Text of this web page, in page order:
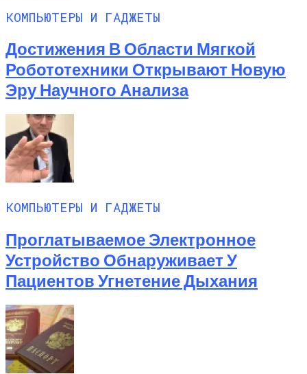
КОМПЬЮТЕРЫ И ГАДЖЕТЫ
Достижения В Области Мягкой
Робототехники Открывают Новую
Эру Научного Анализа
КОМПЬЮТЕРЫ И ГАДЖЕТЫ
Проглатываемое Электронное
Устройство Обнаруживает У
Пациентов Угнетение Дыхания